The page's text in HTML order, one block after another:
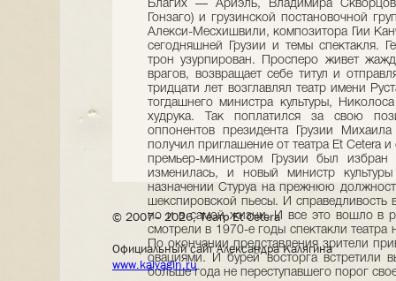
© 2007– 2026, Театр Et Cetera
Официальный сайт Александра Калягина
www.kalyagin.ru